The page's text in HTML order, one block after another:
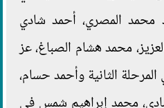
محمد المصري، أحمد شادي
محمد هشام الصباغ، عز
الثانية وأحمد حسام،